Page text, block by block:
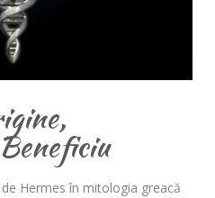
Hermes în mitologia greacă